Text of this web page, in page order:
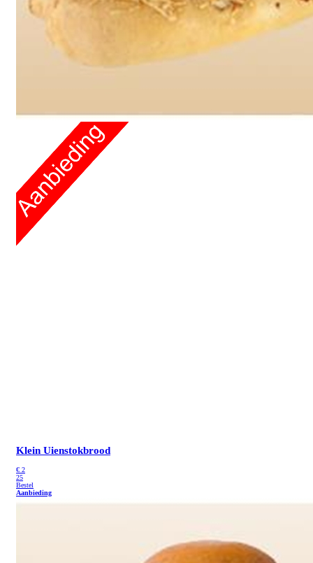
Klein Uienstokbrood
€ 2
25
Bestel
Aanbieding